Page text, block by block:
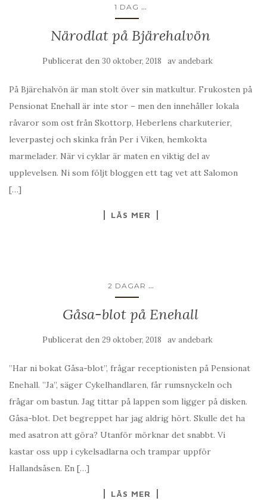
1 DAG ...
Närodlat på Bjärehalvön
Publicerat den 30 oktober, 2018 av andebark
På Bjärehalvön är man stolt över sin matkultur. Frukosten på
Pensionat Enehall är inte stor – men den innehåller lokala
råvaror som ost från Skottorp, Heberlens charkuterier,
leverpastej och skinka från Per i Viken, hemkokta
marmelader. När vi cyklar är maten en viktig del av
upplevelsen. Ni som följt bloggen ett tag vet att Salomon
[…]
LÄS MER
2 DAGAR ...
Gåsa-blot på Enehall
Publicerat den 29 oktober, 2018 av andebark
”Har ni bokat Gåsa-blot”, frågar receptionisten på Pensionat
Enehall. ”Ja”, säger Cykelhandlaren, får rumsnyckeln och
frågar om bastun. Jag tittar på lappen som ligger på disken.
Gåsa-blot. Det begreppet har jag aldrig hört. Skulle det ha
med asatron att göra? Utanför mörknar det snabbt. Vi
kastar oss upp i cykelsadlarna och trampar uppför
Hallandsåsen. En […]
LÄS MER